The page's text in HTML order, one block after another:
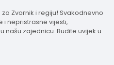
Zvornik i regiju! Svakodnevno
nepristrasne vijesti,
našu zajednicu. Budite uvijek u